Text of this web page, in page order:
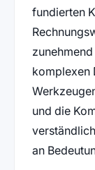
fundierten
komplexen
und die
an